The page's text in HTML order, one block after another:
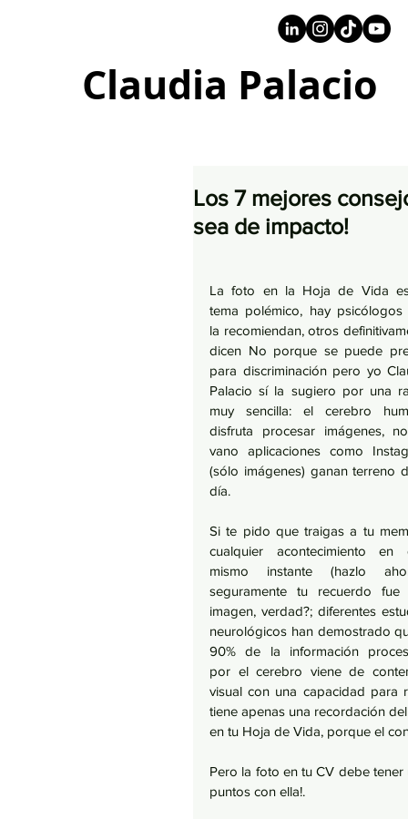
Claudia Palacio
Los 7 mejores
sea de impacto!
La foto en la Hoja de Vida
tema polémico, hay psicólogos
la recomiendan, otros
dicen No porque se puede
para discriminación pero yo
Palacio sí la sugiero por una
muy sencilla: el cerebro
disfruta procesar imágenes,
vano aplicaciones como
(sólo imágenes) ganan terreno
día.
Si te pido que traigas a tu
cualquier acontecimiento en
mismo instante (hazlo
seguramente tu recuerdo fue
imagen, verdad?; diferentes
neurológicos han demostrado
90% de la información
por el cerebro viene de
visual con una capacidad para
tiene apenas una recordación
en tu Hoja de Vida, porque el
Pero la foto en tu CV debe
puntos con ella!.